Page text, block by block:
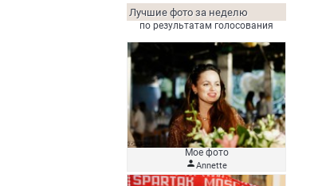
Лучшие фото за неделю
по результатам голосования
Мое фото
Аnnette